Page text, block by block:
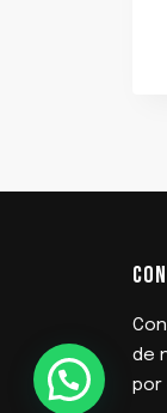
de
por